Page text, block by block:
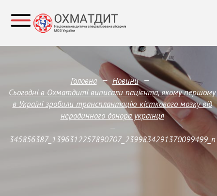
Головна — Новини —
Сьогодні в Охматдиті виписали пацієнта, якому першому
в Україні зробили трансплантацію кісткового мозку від
неродинного донора українця
—
345856387_1396312257890707_2399834291370099499_n